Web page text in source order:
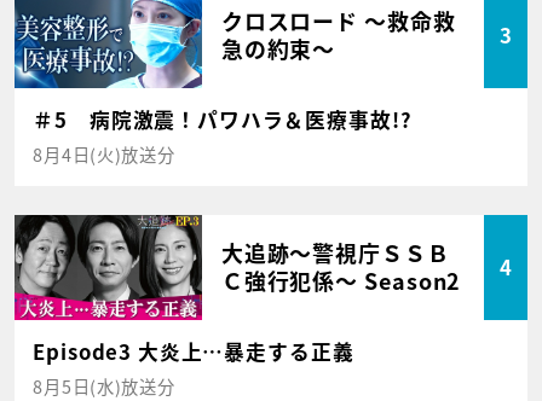
クロスロード ～救命救
急の約束～
3
＃5 病院激震！パワハラ＆医療事故!?
8月4日(火)放送分
大追跡～警視庁ＳＳＢ
Ｃ強行犯係～ Season2
4
Episode3 大炎上…暴走する正義
8月5日(水)放送分